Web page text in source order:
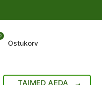
Ostukorv
TAIMED AEDA